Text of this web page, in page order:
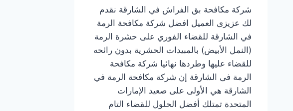
شركة مكافحة بق الفراش في الشارقة نقدم
لك عزيزى العميل افضل شركة مكافحة الرمة
في الشارقة للقضاء الفوري على حشرة الرمة
(النمل الأبيض) بالمبيدات الحشرية بدون رائحه
للقضاء عليها وطردها نهائيا شركة مكافحة
الرمة فى الشارقة إن شركة مكافحة الرمة في
الشارقة هي الأولى على صعيد الإمارات
المتحدة تمتلك أفضل الحلول للقضاء التام